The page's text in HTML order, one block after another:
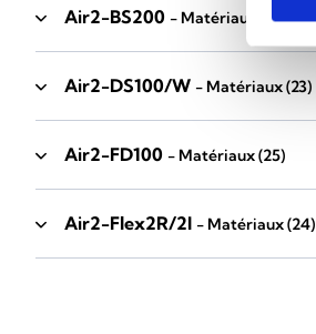
Air2-BS200 - Matériaux (34)
Air2-DS100/W - Matériaux(23)
Air2-FD100 - Matériaux(25)
Air2-Flex2R/2I - Matériaux(24)